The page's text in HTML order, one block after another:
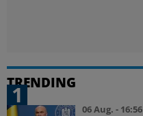
TRENDING
1
06 Aug. - 16:56